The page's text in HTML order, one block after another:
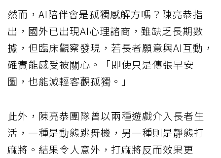
然而，AI陪伴會是孤獨感解方嗎？陳亮恭指
出，國外已出現AI心理諮商，雖缺乏長期數
據，但臨床觀察發現，若長者願意與AI互動，
確實能感受被關心。「即使只是傳張早安
圖，也能減輕客觀孤獨。」
此外，陳亮恭團隊曾以兩種遊戲介入長者生
活，一種是動態跳舞機，另一種則是靜態打
麻將。結果令人意外，打麻將反而效果更